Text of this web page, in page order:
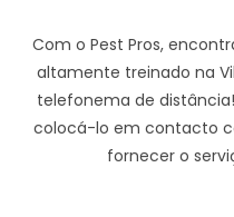
Com o Pest Pros,
altamente treinado na
telefonema de
colocá-lo em contacto
fornecer o